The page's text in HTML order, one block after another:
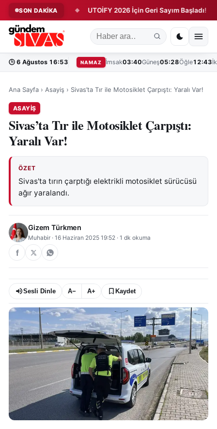
SON DAKİKA
Vefat Edenler ◆ UTOİFY 2026 İçin Geri Sayım Başladı! ◆
🕒 6 Ağustos 16:53 NAMAZ İmsak03:40Güneş05:28Öğle12:43
Ana Sayfa › Asayiş › Sivas’ta Tır ile Motosiklet Çarpıştı: Yaralı Var!
ASAYIŞ
Sivas’ta Tır ile Motosiklet Çarpıştı:
Yaralı Var!
ÖZET
Sivas'ta tırın çarptığı elektrikli motosiklet sürücüsü
ağır yaralandı.
Gizem Türkmen
Muhabir · 16 Haziran 2025 19:52 · 1 dk okuma
Sesli Dinle A− A+ Kaydet